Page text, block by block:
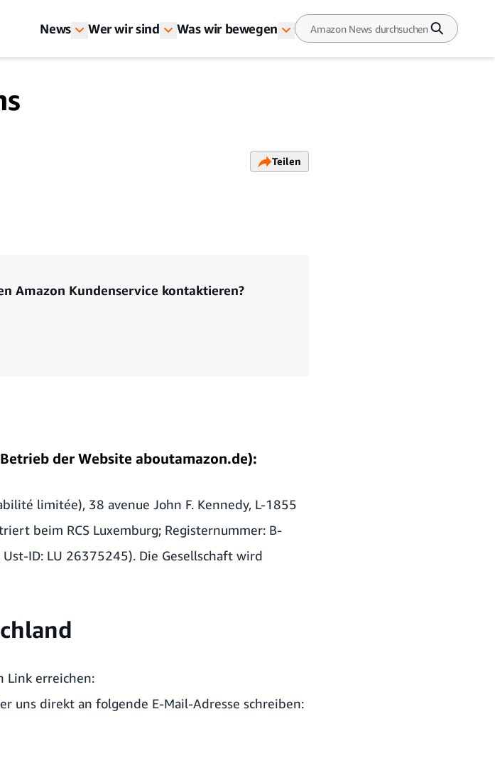
News Wer wir sind Was wir bewegen
Teilen
Amazon Kundenservice kontaktieren?
der Website aboutamazon.de):
limitée), 38 avenue John F. Kennedy, L-1855
beim RCS Luxemburg; Registernummer: B-
ID: LU 26375245). Die Gesellschaft wird
Link erreichen:
uns direkt an folgende E-Mail-Adresse schreiben: